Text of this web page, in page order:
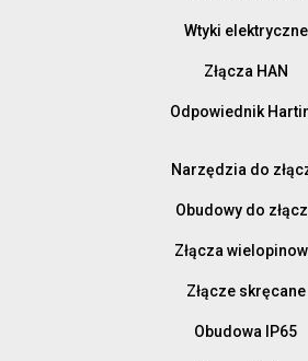
Wtyki elektryczne
Złącza HAN
Odpowiednik
Narzędzia do
Obudowy do
Złącza
Złącze skręcane
Obudowa IP65